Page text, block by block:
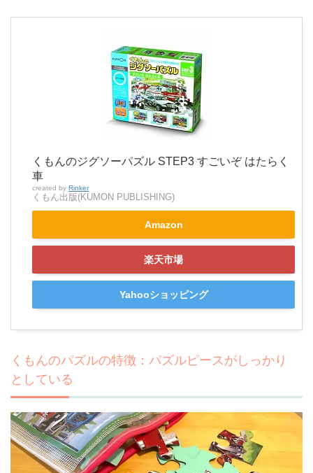
くもんのジグソーパズル STEP3 すごいぞ はたらく
車
created by Rinker
くもん出版(KUMON PUBLISHING)
Amazon
楽天市場
Yahooショッピング
くもんのパズルの特徴：パズルピースがしっかり
としている